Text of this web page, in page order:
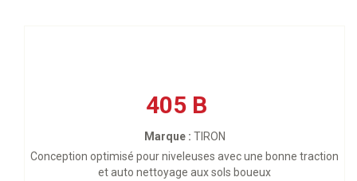
405 B
Marque : TIRON
Conception optimisé pour niveleuses avec une bonne traction
et auto nettoyage aux sols boueux